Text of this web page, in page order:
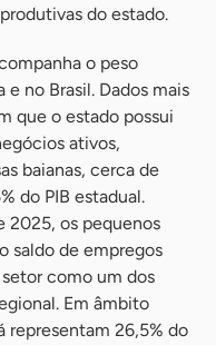
do estado.
o peso
no Brasil. Dados mais
que o estado possui
ativos,
baianas, cerca de
do PIB estadual.
2025, os pequenos
saldo de empregos
como um dos
Em âmbito
representam 26,5% do